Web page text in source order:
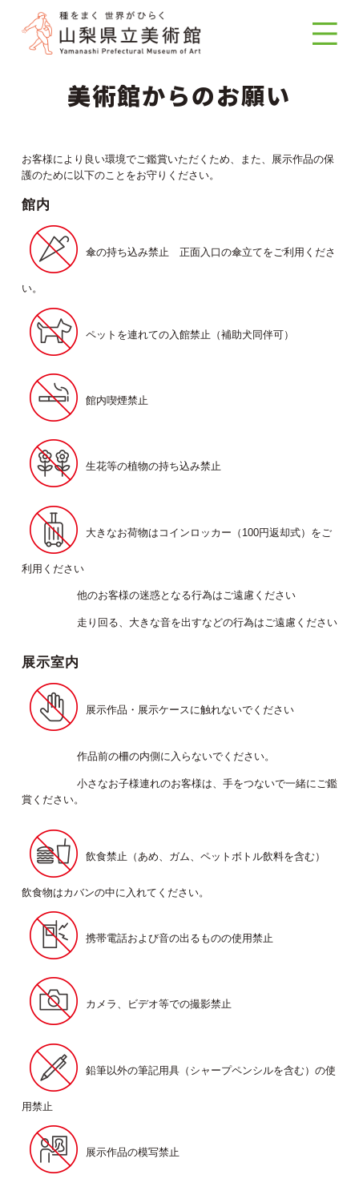
美術館からのお願い
お客様により良い環境でご鑑賞いただくため、また、展示作品の保
護のために以下のことをお守りください。
館内
傘の持ち込み禁止 正面入口の傘立てをご利用くださ
い。
ペットを連れての入館禁止（補助犬同伴可）
館内喫煙禁止
生花等の植物の持ち込み禁止
大きなお荷物はコインロッカー（100円返却式）をご
利用ください
他のお客様の迷惑となる行為はご遠慮ください
走り回る、大きな音を出すなどの行為はご遠慮ください
展示室内
展示作品・展示ケースに触れないでください
作品前の柵の内側に入らないでください。
小さなお子様連れのお客様は、手をつないで一緒にご鑑
賞ください。
飲食禁止（あめ、ガム、ペットボトル飲料を含む）
飲食物はカバンの中に入れてください。
携帯電話および音の出るものの使用禁止
カメラ、ビデオ等での撮影禁止
鉛筆以外の筆記用具（シャープペンシルを含む）の使
用禁止
展示作品の模写禁止